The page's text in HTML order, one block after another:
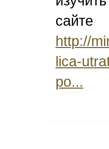
сайте
http://
lica-
po...